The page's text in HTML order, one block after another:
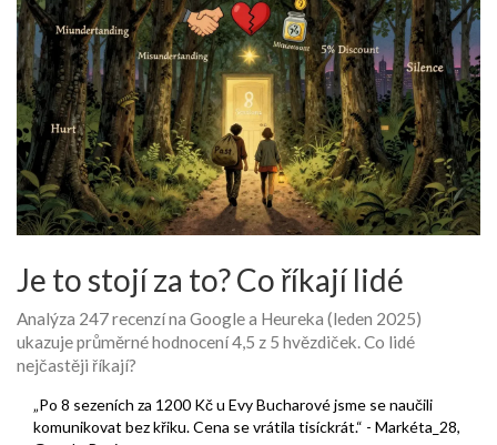
Je to stojí za to? Co říkají lidé
Analýza 247 recenzí na Google a Heureka (leden 2025)
ukazuje průměrné hodnocení 4,5 z 5 hvězdiček. Co lidé
nejčastěji říkají?
„Po 8 sezeních za 1200 Kč u Evy Bucharové jsme se naučili
komunikovat bez křiku. Cena se vrátila tisíckrát.“ - Markéta_28,